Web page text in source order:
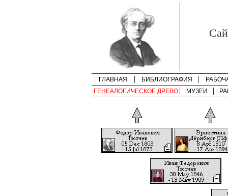
ГЛАВНАЯ БИБЛИОГРАФИЯ
ГЕНЕАЛОГИЧЕСКОЕ ДРЕВО
МУЗЕИ